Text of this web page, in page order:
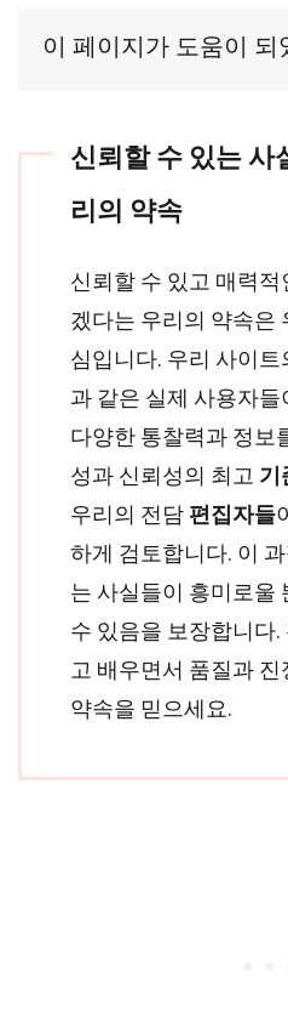
이 페이지가 도움이 되
신뢰할 수 있는 사
리의 약속
신뢰할 수 있고 매력
겠다는 우리의 약속은
심입니다. 우리 사이
과 같은 실제 사용자
다양한 통찰력과 정보
성과 신뢰성의 최고 기
우리의 전담 편집자들
하게 검토합니다. 이
는 사실들이 흥미로울
수 있음을 보장합니다
고 배우면서 품질과
약속을 믿으세요.